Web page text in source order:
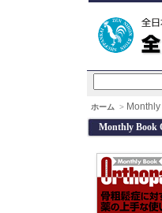
ホーム >
Monthly Book